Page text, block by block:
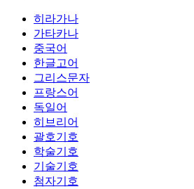
히라가나
가타카나
중국어
한글고어
그리스문자
프랑스어
독일어
히브리어
괄호기호
학술기호
기술기호
첨자기호